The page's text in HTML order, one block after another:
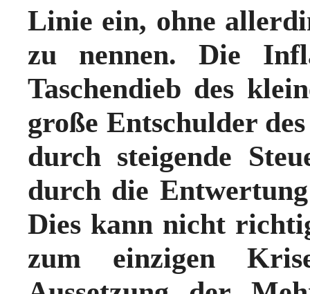
Linie ein, ohne
zu nennen. Die
Taschendieb des
große Entschulder
durch steigende
durch die
Dies kann nicht
zum einzigen